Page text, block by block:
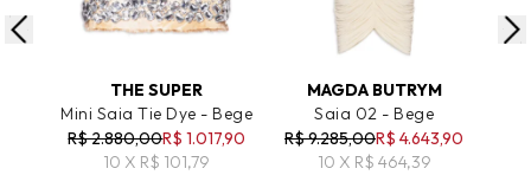
THE SUPER
Mini Saia Tie Dye - Bege
R$ 2.880,00R$ 1.017,90
10 X R$ 101,79
ADICIONAR AO CARRINHO
MAGDA BUTRYM
Saia 02 - Bege
R$ 9.285,00R$ 4.643,90
10 X R$ 464,39